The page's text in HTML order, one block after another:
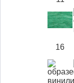
16